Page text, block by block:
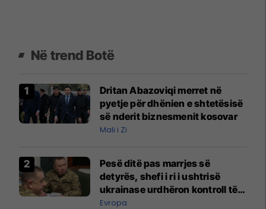
Në trend Botë
Dritan Abazoviqi merret në
pyetje për dhënien e shtetësisë
së nderit biznesmenit kosovar
Mali i Zi
Pesë ditë pas marrjes së
detyrës, shefi i ri i ushtrisë
ukrainase urdhëron kontroll të
madh
Evropa